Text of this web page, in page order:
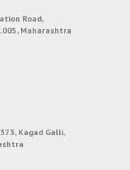
Road,
Maharashtra
Kagad Galli,